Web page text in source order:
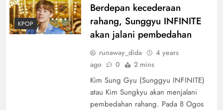
KPOP
Berdepan kecederaan
rahang, Sunggyu INFINITE
akan jalani pembedahan
runaway_dida
4 years
ago
0 2 mins
Kim Sung Gyu (Sunggyu INFINITE)
atau Kim Sungkyu akan menjalani
pembedahan rahang. Pada 8 Ogos